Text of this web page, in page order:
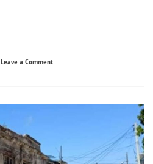
Leave a Commenton
Kubi,